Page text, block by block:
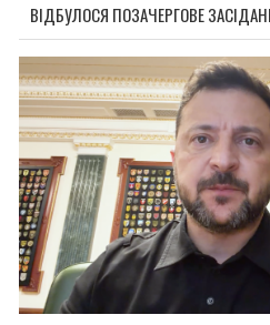
ВІДБУЛОСЯ ПОЗАЧЕРГОВЕ